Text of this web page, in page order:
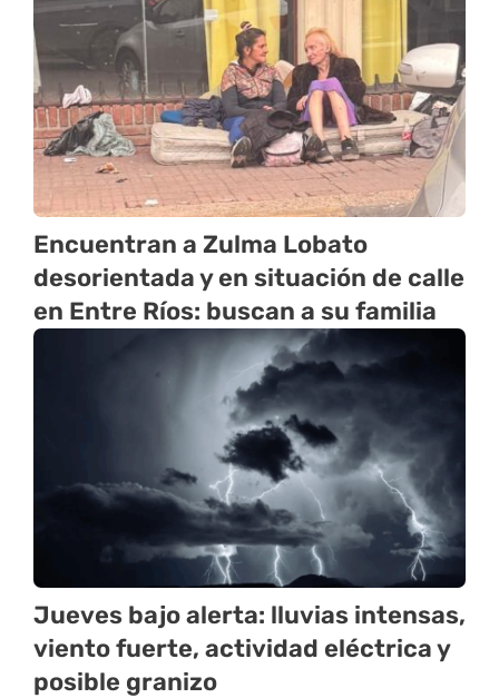
Encuentran a Zulma Lobato
desorientada y en situación de calle
en Entre Ríos: buscan a su familia
Jueves bajo alerta: lluvias intensas,
viento fuerte, actividad eléctrica y
posible granizo